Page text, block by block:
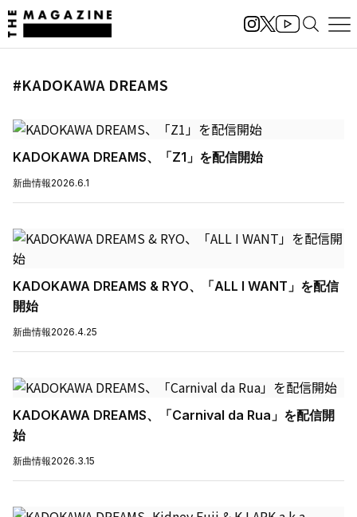
#KADOKAWA DREAMS
KADOKAWA DREAMS、「Z1」を配信開始
新曲情報2026.6.1
KADOKAWA DREAMS & RYO、「ALL I WANT」を配信
開始
新曲情報2026.4.25
KADOKAWA DREAMS、「Carnival da Rua」を配信開
始
新曲情報2026.3.15